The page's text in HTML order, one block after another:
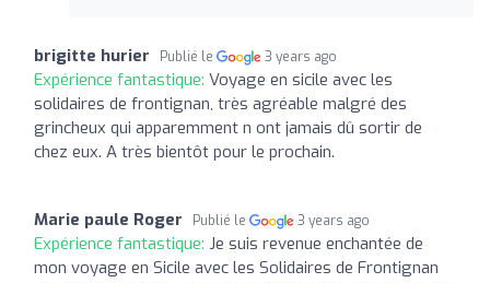
brigitte hurier Publié le 3 years ago
Expérience fantastique: Voyage en sicile avec les
solidaires de frontignan, très agréable malgré des
grincheux qui apparemment n ont jamais dû sortir de
chez eux. A très bientôt pour le prochain.
Marie paule Roger Publié le 3 years ago
Expérience fantastique: Je suis revenue enchantée de
mon voyage en Sicile avec les Solidaires de Frontignan